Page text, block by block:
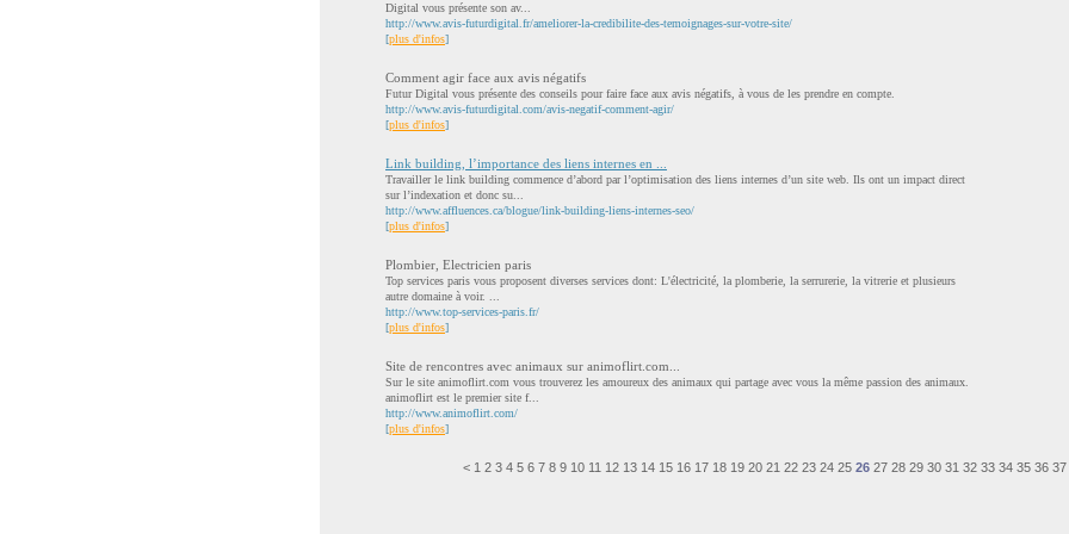
Digital vous présente son av...
http://www.avis-futurdigital.fr/ameliorer-la-credibilite-des-temoignages-sur-votre-site/
[plus d'infos]
Comment agir face aux avis négatifs
Futur Digital vous présente des conseils pour faire face aux avis négatifs, à vous de les prendre en compte.
http://www.avis-futurdigital.com/avis-negatif-comment-agir/
[plus d'infos]
Link building, l’importance des liens internes en ...
Travailler le link building commence d’abord par l’optimisation des liens internes d’un site web. Ils ont un impact direct
sur l’indexation et donc su...
http://www.affluences.ca/blogue/link-building-liens-internes-seo/
[plus d'infos]
Plombier, Electricien paris
Top services paris vous proposent diverses services dont: L'électricité, la plomberie, la serrurerie, la vitrerie et plusieurs
autre domaine à voir. ...
http://www.top-services-paris.fr/
[plus d'infos]
Site de rencontres avec animaux sur animoflirt.com...
Sur le site animoflirt.com vous trouverez les amoureux des animaux qui partage avec vous la même passion des animaux.
animoflirt est le premier site f...
http://www.animoflirt.com/
[plus d'infos]
< 1 2 3 4 5 6 7 8 9 10 11 12 13 14 15 16 17 18 19 20 21 22 23 24 25 26 27 28 29 30 31 32 33 34 35 36 37